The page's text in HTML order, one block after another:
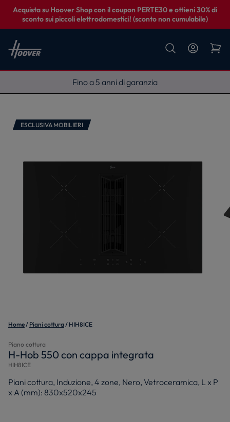
Acquista su Hoover Shop con il coupon PERTE30 e ottieni 30% di
sconto sui piccoli elettrodomestici! (sconto non cumulabile)
Fino a 5 anni di garanzia
ESCLUSIVA MOBILIERI
Home Piani cottura HIH8ICE
Piano cottura
H-Hob 550 con cappa integrata
HIH8ICE
Piani cottura, Induzione, 4 zone, Nero, Vetroceramica, L x P
x A (mm): 830x520x245